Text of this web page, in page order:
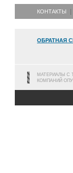
КОНТАКТЫ
ОБРАТНАЯ
МАТЕРИАЛЫ С
КОМПАНИЙ